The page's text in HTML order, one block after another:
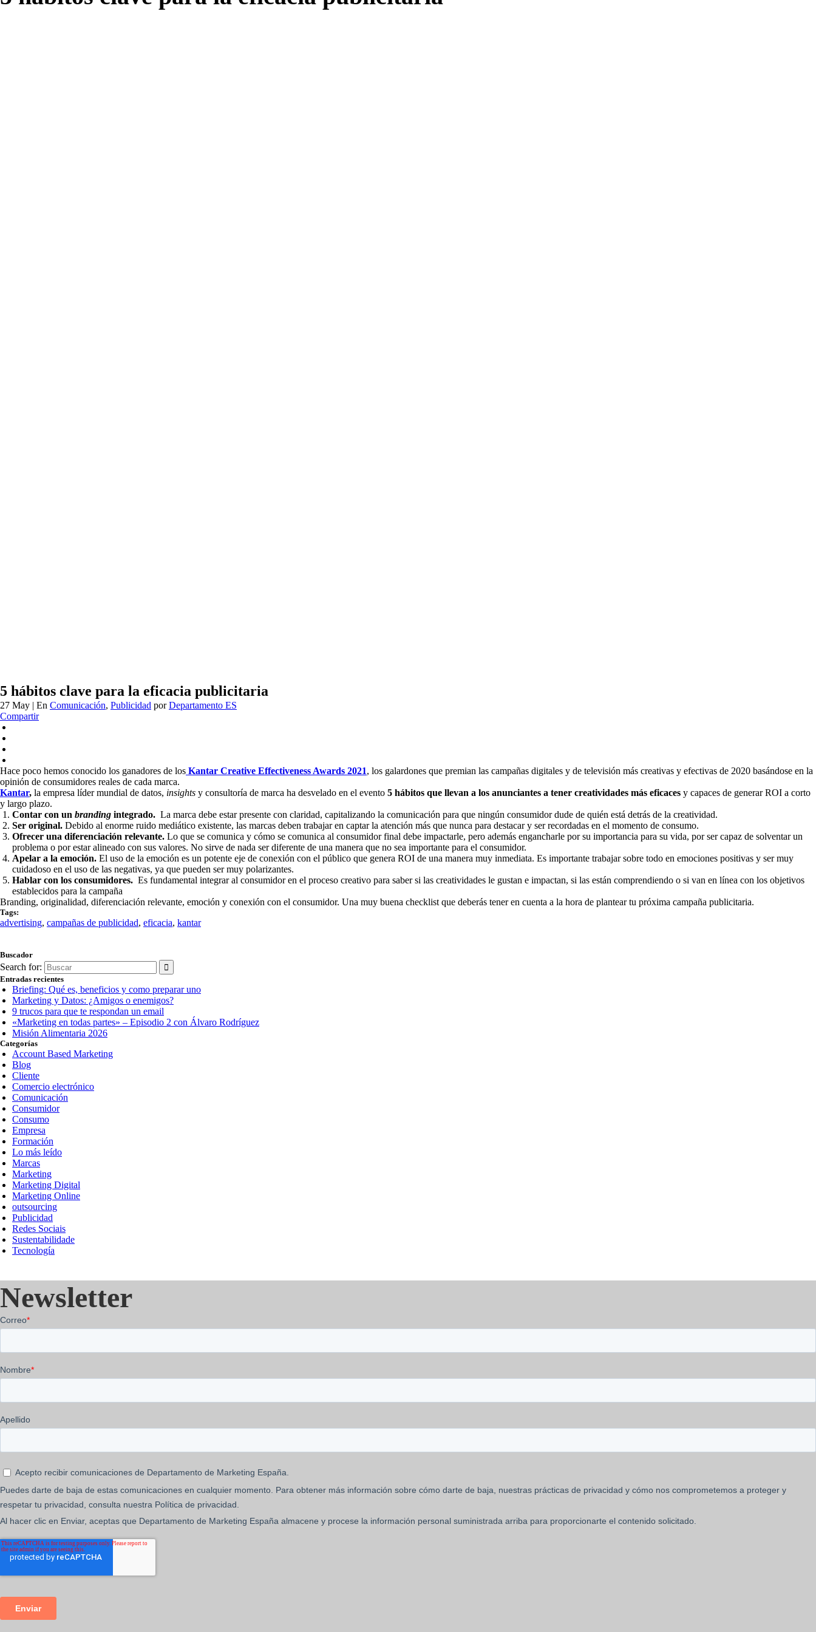
5 hábitos clave para la eficacia publicitaria
27 May | En Comunicación, Publicidad porDepartamento ES
Compartir
Hace poco hemos conocido los ganadores de los Kantar Creative Effectiveness Awards 2021, los galardones que premian las campañas digitales y de televisión más creativas y efectivas de 2020 basándose en la
opinión de consumidores reales de cada marca.
Kantar, la empresa líder mundial de datos, insights y consultoría de marca ha desvelado en el evento 5 hábitos que llevan a los anunciantes a tener creatividades más eficaces y capaces de generar ROI a corto
y largo plazo.
Contar con un branding integrado. La marca debe estar presente con claridad, capitalizando la comunicación para que ningún consumidor dude de quién está detrás de la creatividad.
Ser original. Debido al enorme ruido mediático existente, las marcas deben trabajar en captar la atención más que nunca para destacar y ser recordadas en el momento de consumo.
Ofrecer una diferenciación relevante. Lo que se comunica y cómo se comunica al consumidor final debe impactarle, pero además engancharle por su importancia para su vida, por ser capaz de solventar un
problema o por estar alineado con sus valores. No sirve de nada ser diferente de una manera que no sea importante para el consumidor.
Apelar a la emoción. El uso de la emoción es un potente eje de conexión con el público que genera ROI de una manera muy inmediata. Es importante trabajar sobre todo en emociones positivas y ser muy
cuidadoso en el uso de las negativas, ya que pueden ser muy polarizantes.
Hablar con los consumidores. Es fundamental integrar al consumidor en el proceso creativo para saber si las creatividades le gustan e impactan, si las están comprendiendo o si van en línea con los objetivos
establecidos para la campaña
Branding, originalidad, diferenciación relevante, emoción y conexión con el consumidor. Una muy buena checklist que deberás tener en cuenta a la hora de plantear tu próxima campaña publicitaria.
Tags:
advertising, campañas de publicidad, eficacia, kantar
Buscador
Search for:
Entradas recientes
Briefing: Qué es, beneficios y como preparar uno
Marketing y Datos: ¿Amigos o enemigos?
9 trucos para que te respondan un email
«Marketing en todas partes» – Episodio 2 con Álvaro Rodríguez
Misión Alimentaria 2026
Categorías
Account Based Marketing
Blog
Cliente
Comercio electrónico
Comunicación
Consumidor
Consumo
Empresa
Formación
Lo más leído
Marcas
Marketing
Marketing Digital
Marketing Online
outsourcing
Publicidad
Redes Sociais
Sustentabilidade
Tecnología
Newsletter